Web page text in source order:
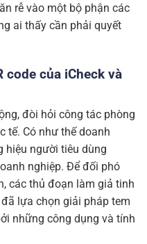
rễ vào một bộ phận các
ai thấy cần phải quyết
code của iCheck và
đòi hỏi công tác phòng
tế. Có như thế doanh
hiệu người tiêu dùng
nghiệp. Để đối phó
các thủ đoạn làm giả tinh
lựa chọn giải pháp tem
những công dụng và tính